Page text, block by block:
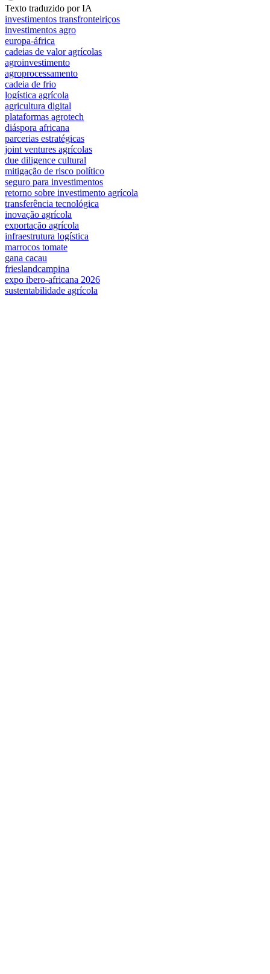
Texto traduzido por IA
investimentos transfronteiriços
investimentos agro
europa-áfrica
cadeias de valor agrícolas
agroinvestimento
agroprocessamento
cadeia de frio
logística agrícola
agricultura digital
plataformas agrotech
diáspora africana
parcerias estratégicas
joint ventures agrícolas
due diligence cultural
mitigação de risco político
seguro para investimentos
retorno sobre investimento agrícola
transferência tecnológica
inovação agrícola
exportação agrícola
infraestrutura logística
marrocos tomate
gana cacau
frieslandcampina
expo ibero-africana 2026
sustentabilidade agrícola